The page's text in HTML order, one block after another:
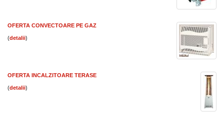
OFERTA CONVECTOARE PE GAZ
( )
OFERTA INCALZITOARE TERASE
( )